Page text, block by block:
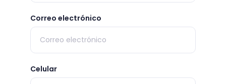
Correo electrónico
Celular